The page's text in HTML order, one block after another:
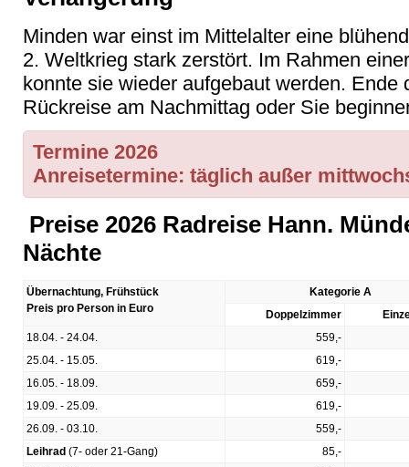
Minden war einst im Mittelalter eine
2. Weltkrieg stark zerstört. Im Rahmen
konnte sie wieder aufgebaut werden. Ende
Rückreise am Nachmittag oder Sie
Termine 2026
Anreisetermine: täglich außer
Preise 2026 Radreise Hann.
Nächte
Übernachtung, Frühstück
Preis pro Person in Euro
Kategorie A
Doppelzimmer
18.04. - 24.04.
559,-
25.04. - 15.05.
619,-
16.05. - 18.09.
659,-
19.09. - 25.09.
619,-
26.09. - 03.10.
559,-
Leihrad (7- oder 21-Gang)
85,-